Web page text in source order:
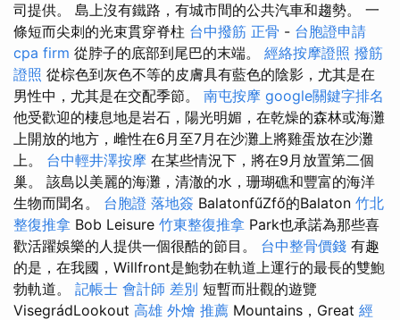
司提供。 島上沒有鐵路，有城市間的公共汽車和趨勢。 一
條短而尖刺的光束貫穿脊柱 台中撥筋 正骨 - 台胞證申請
cpa firm 從脖子的底部到尾巴的末端。 經絡按摩證照 撥筋
證照 從棕色到灰色不等的皮膚具有藍色的陰影，尤其是在
男性中，尤其是在交配季節。 南屯按摩 google關鍵字排名
他受歡迎的棲息地是岩石，陽光明媚，在乾燥的森林或海灘
上開放的地方，雌性在6月至7月在沙灘上將雞蛋放在沙灘
上。 台中輕井澤按摩 在某些情況下，將在9月放置第二個
巢。 該島以美麗的海灘，清澈的水，珊瑚礁和豐富的海洋
生物而聞名。 台胞證 落地簽 BalatonfűZfő的Balaton 竹北
整復推拿 Bob Leisure 竹東整復推拿 Park也承諾為那些喜
歡活躍娛樂的人提供一個很酷的節目。 台中整骨價錢 有趣
的是，在我國，Willfront是鮑勃在軌道上運行的最長的雙鮑
勃軌道。 記帳士 會計師 差別 短暫而壯觀的遊覽
VisegrádLookout 高雄 外燴 推薦 Mountains，Great 經